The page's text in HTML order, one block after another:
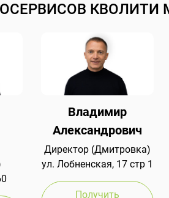
КВОЛИТИ
Владимир
Александрович
Директор (Дмитровка)
ул. Лобненская, 17 стр 1
Получить